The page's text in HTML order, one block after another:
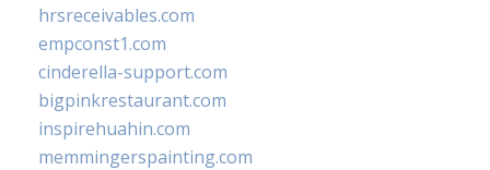
hrsreceivables.com
empconst1.com
cinderella-support.com
bigpinkrestaurant.com
inspirehuahin.com
memmingerspainting.com